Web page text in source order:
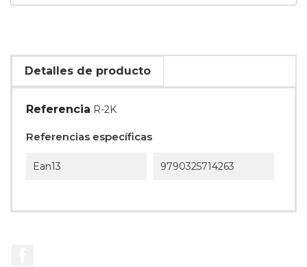
Detalles de producto
Referencia R-2K
Referencias específicas
Ean13 9790325714263